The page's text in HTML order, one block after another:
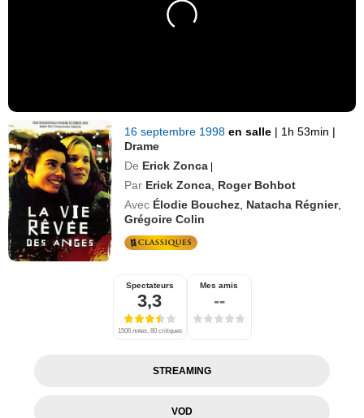
16 septembre 1998en salle | 1h 53min |
Drame
De Erick Zonca |
Par Erick Zonca Roger Bohbot
Avec Élodie Bouchez Natacha Régnier,
Grégoire Colin
Spectateurs
3,3
1506 notes, 80 critiques
Mes amis
--
STREAMING
VOD